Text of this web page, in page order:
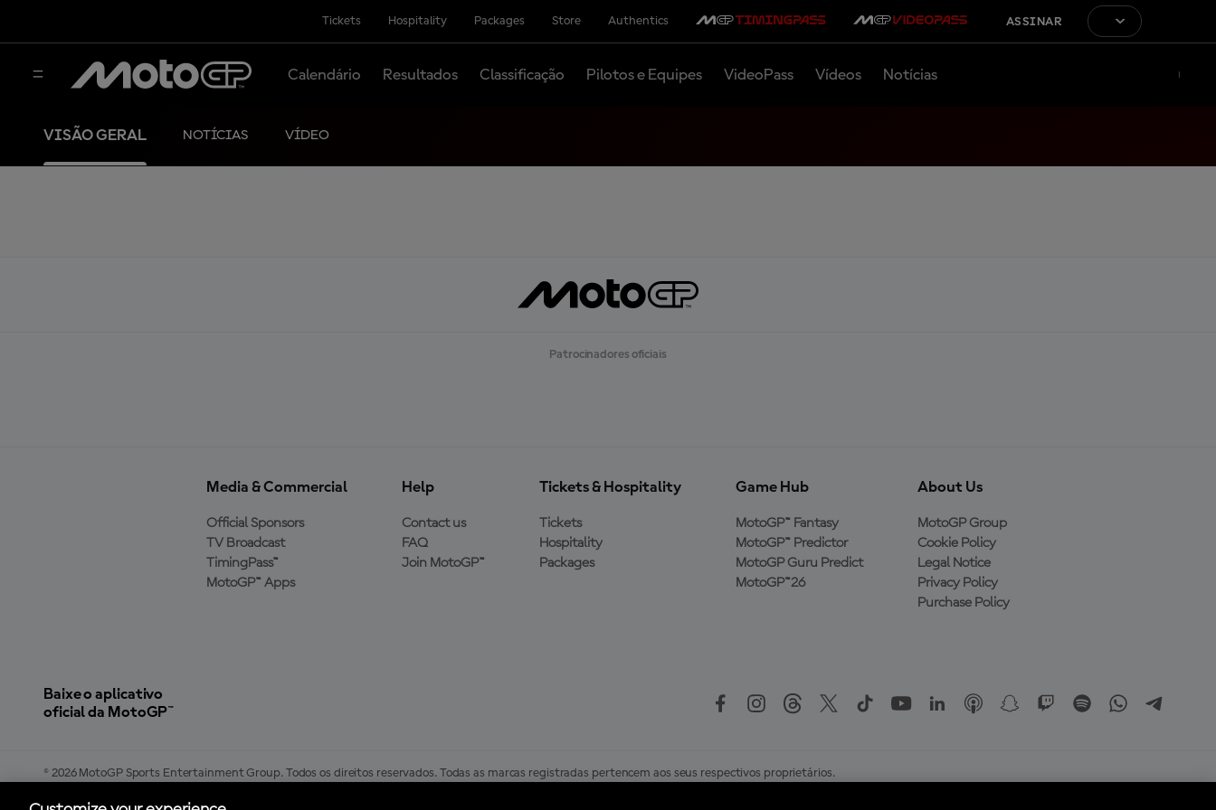
Tickets Hospitality Packages Store Authentics ASSINAR
Calendário Resultados Classificação Pilotos e Equipes VideoPass Vídeos Notícias
VISÃO GERAL NOTÍCIAS VÍDEO
Patrocinadores oficiais
Media & Commercial
Official Sponsors
TV Broadcast
TimingPass™
MotoGP™ Apps
Help
Contact us
FAQ
Join MotoGP™
Tickets & Hospitality
Tickets
Hospitality
Packages
Game Hub
MotoGP™ Fantasy
MotoGP™ Predictor
MotoGP Guru Predict
MotoGP™26
About Us
MotoGP Group
Cookie Policy
Legal Notice
Privacy Policy
Purchase Policy
Baixe o aplicativo
oficial da MotoGP™
© 2026 MotoGP Sports Entertainment Group. Todos os direitos reservados. Todas as marcas registradas pertencem aos seus respectivos proprietários.